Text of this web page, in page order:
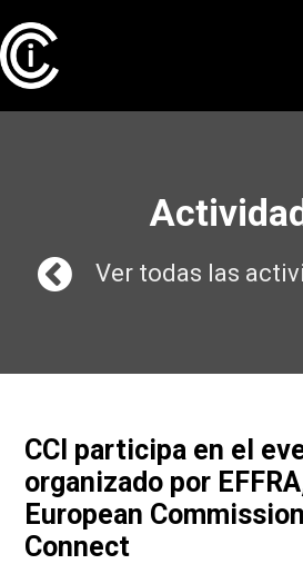
Ver todas las
CCI participa en el
organizado por
European
Connect